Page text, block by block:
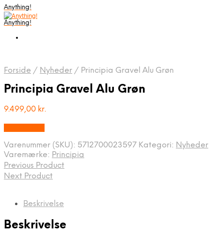
Anything!
Anything!
Forside / Nyheder / Principia Gravel Alu Grøn
Principia Gravel Alu Grøn
9.499,00 kr.
Varenummer (SKU): 5712700023597 Kategori: Nyheder
Varemærke: Principia
Previous Product
Next Product
Beskrivelse
Beskrivelse